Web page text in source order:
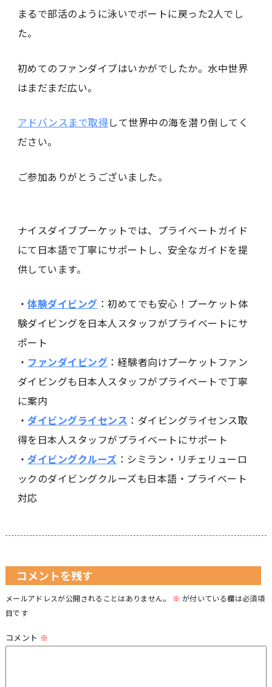
まるで部活のように泳いでボートに戻った2人でし
た。
初めてのファンダイブはいかがでしたか。水中世界
はまだまだ広い。
アドバンスまで取得して世界中の海を潜り倒してく
ださい。
ご参加ありがとうございました。
ナイスダイブプーケットでは、プライベートガイド
にて日本語で丁寧にサポートし、安全なガイドを提
供しています。
・体験ダイビング ：初めてでも安心！プーケット体
験ダイビングを日本人スタッフがプライベートにサ
ポート
・ ファンダイビング ：経験者向けプーケットファン
ダイビングも日本人スタッフがプライベートで丁寧
に案内
・ ダイビングライセンス ：ダイビングライセンス取
得を日本人スタッフがプライベートにサポート
・ ダイビングクルーズ ：シミラン・リチェリューロ
ックのダイビングクルーズも日本語・プライベート
対応
コメントを残す
メールアドレスが公開されることはありません。 ※ が付いている欄は必須項
目です
コメント ※